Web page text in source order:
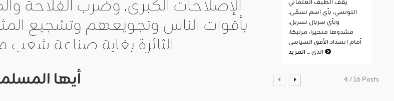
الإصلاحات الكبرى، وضرب الفلاحة
بأقوات الناس وتجويعهم وتشجيع
الثائرة بغاية صناعة شعب
أيها
يقف الطيف العلماني
التونسي، بأي اسم تسمّى،
وبأي سربال تسربل،
مشدوها متحيرا، مرتبكا،
أمام انسداد الأفق السياسي
الذي ...المزيد
4 / 16 Posts